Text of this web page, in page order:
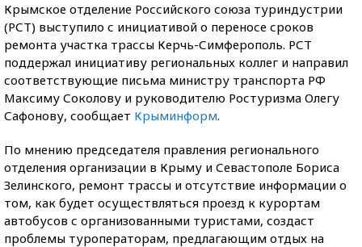
Крымское отделение Российского союза туриндустрии
(РСТ) выступило с инициативой о переносе сроков
ремонта участка трассы Керчь-Симферополь. РСТ
поддержал инициативу региональных коллег и направил
соответствующие письма министру транспорта РФ
Максиму Соколову и руководителю Ростуризма Олегу
Сафонову, сообщает Крыминформ.
По мнению председателя правления регионального
отделения организации в Крыму и Севастополе Бориса
Зелинского, ремонт трассы и отсутствие информации о
том, как будет осуществляться проезд к курортам
автобусов с организованными туристами, создаст
проблемы туроператорам, предлагающим отдых на